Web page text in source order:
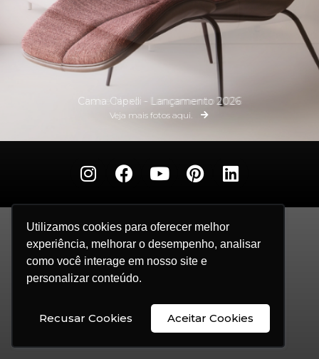
Utilizamos cookies para oferecer melhor
experiência, melhorar o desempenho, analisar
como você interage em nosso site e
personalizar conteúdo.
Recusar Cookies Aceitar Cookies
Utilizamos cookies para oferecer melhor
experiência, melhorar o desempenho, analisar
como você interage em nosso site e
personalizar conteúdo.
Recusar Cookies Aceitar Cookies
Chaise Nexo - Lançamento 2026
Veja mais fotos aqui.
Cama Capelli - Lançamento 2026
Veja mais fotos aqui.